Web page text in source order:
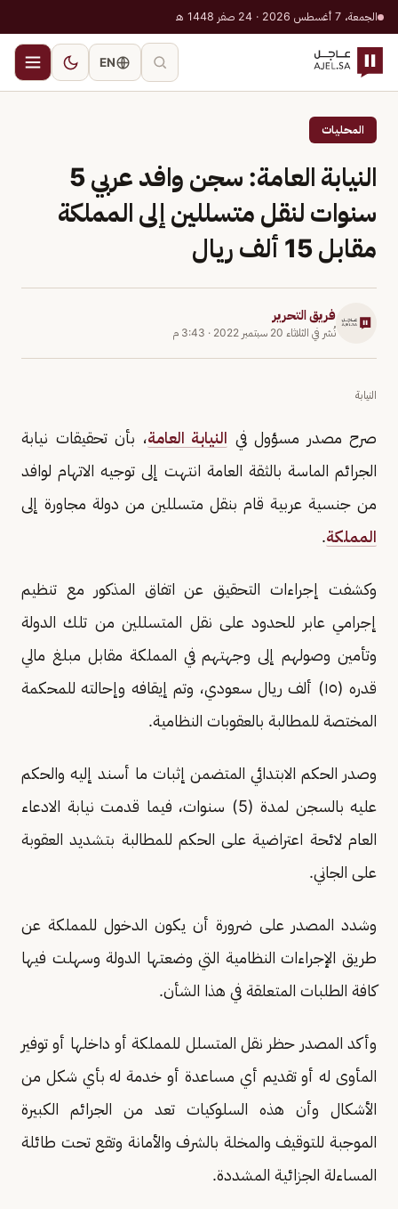
الجمعة، 7 أغسطس 2026 · 24 صفر 1448 هـ
EN
المحليات
النيابة العامة: سجن وافد عربي 5
سنوات لنقل متسللين إلى المملكة
مقابل 15 ألف ريال
فريق التحرير
نُشر في الثلاثاء 20 سبتمبر 2022 · 3:43 م
النيابة
صرح مصدر مسؤول في النيابة العامة، بأن تحقيقات نيابة
الجرائم الماسة بالثقة العامة انتهت إلى توجيه الاتهام لوافد
من جنسية عربية قام بنقل متسللين من دولة مجاورة إلى
المملكة.
وكشفت إجراءات التحقيق عن اتفاق المذكور مع تنظيم
إجرامي عابر للحدود على نقل المتسللين من تلك الدولة
وتأمين وصولهم إلى وجهتهم في المملكة مقابل مبلغ مالي
قدره (١٥) ألف ريال سعودي، وتم إيقافه وإحالته للمحكمة
المختصة للمطالبة بالعقوبات النظامية.
وصدر الحكم الابتدائي المتضمن إثبات ما أسند إليه والحكم
عليه بالسجن لمدة (5) سنوات، فيما قدمت نيابة الادعاء
العام لائحة اعتراضية على الحكم للمطالبة بتشديد العقوبة
على الجاني.
وشدد المصدر على ضرورة أن يكون الدخول للمملكة عن
طريق الإجراءات النظامية التي وضعتها الدولة وسهلت فيها
كافة الطلبات المتعلقة في هذا الشأن.
وأكد المصدر حظر نقل المتسلل للمملكة أو داخلها أو توفير
المأوى له أو تقديم أي مساعدة أو خدمة له بأي شكل من
الأشكال وأن هذه السلوكيات تعد من الجرائم الكبيرة
الموجبة للتوقيف والمخلة بالشرف والأمانة وتقع تحت طائلة
المساءلة الجزائية المشددة.